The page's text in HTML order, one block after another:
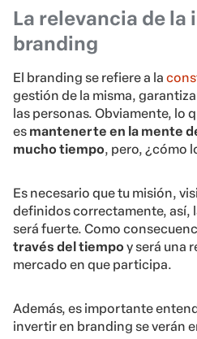
La relevancia de la
branding
El branding se refiere a la
gestión de la misma,
las personas. Obviamente, lo
es mantenerte en la mente
mucho tiempo, pero, ¿cómo
Es necesario que tu misión,
definidos correctamente, así,
será fuerte. Como
través del tiempo y será una
mercado en que participa.
Además, es importante
invertir en branding se verán